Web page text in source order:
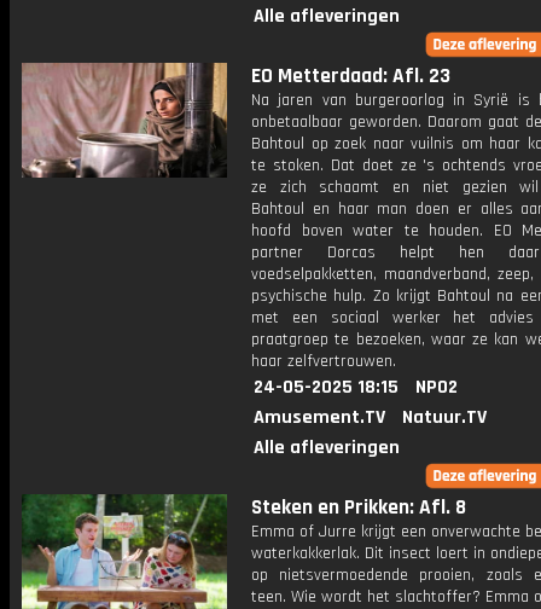
Alle afleveringen
EO Metterdaad: Afl. 23
Na jaren van burgeroorlog in Syrië is
onbetaalbaar geworden. Daarom gaat
Bahtoul op zoek naar vuilnis om haar
te stoken. Dat doet ze 's ochtends
ze zich schaamt en niet gezien wil
Bahtoul en haar man doen er alles
hoofd boven water te houden. EO
partner Dorcas helpt hen
voedselpakketten, maandverband,
psychische hulp. Zo krijgt Bahtoul na
met een sociaal werker het
praatgroep te bezoeken, waar ze kan
haar zelfvertrouwen.
24-05-2025 18:15
NPO2
Amusement.TV
Natuur.TV
Alle afleveringen
Steken en Prikken: Afl. 8
Emma of Jurre krijgt een onverwachte
waterkakkerlak. Dit insect loert in
op nietsvermoedende prooien, zoals
teen. Wie wordt het slachtoffer? Emma